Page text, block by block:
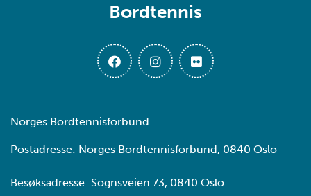
Bordtennis
Norges Bordtennisforbund
Postadresse: Norges Bordtennisforbund, 0840 Oslo
Besøksadresse: Sognsveien 73, 0840 Oslo